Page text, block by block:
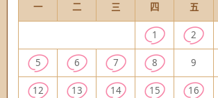
一
二 三 四 五
1 2
5 6 7 8 9
12 13 14 15 16